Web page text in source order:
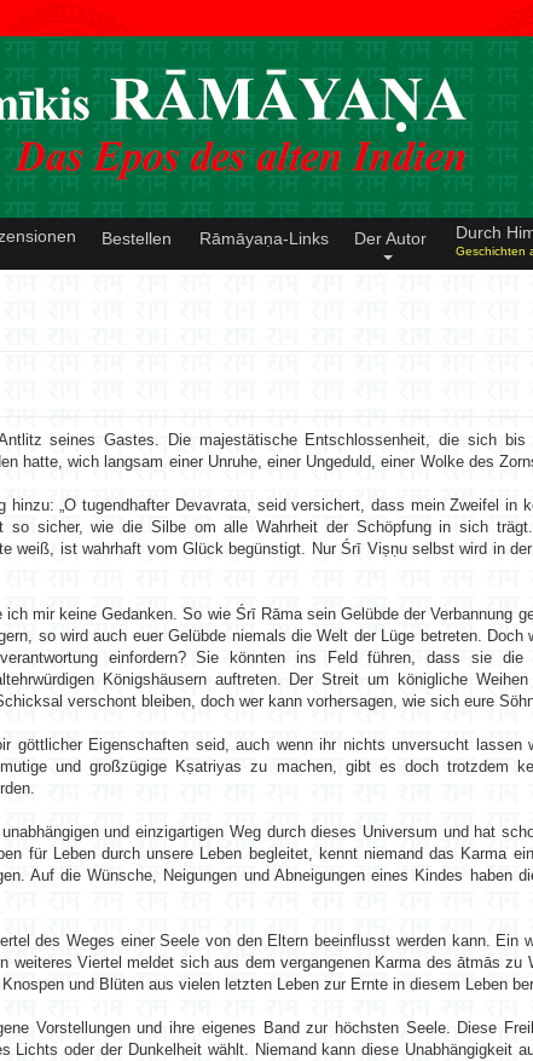
Bestellen Rāmāyaṇa-Links Der Autor Durch
Geschichten
seines Gastes. Die majestätische Entschlossenheit, die sich
hatte, wich langsam einer Unruhe, einer Ungeduld, einer Wolke des
„O tugendhafter Devavrata, seid versichert, dass mein Zweifel in
sicher, wie die Silbe om alle Wahrheit der Schöpfung in sich
weiß, ist wahrhaft vom Glück begünstigt. Nur Śrī Viṣṇu selbst wird in
mir keine Gedanken. So wie Śrī Rāma sein Gelübde der Verbannung
so wird auch euer Gelübde niemals die Welt der Lüge betreten. Doch
einfordern? Sie könnten ins Feld führen, dass sie die
Königshäusern auftreten. Der Streit um königliche
verschont bleiben, doch wer kann vorhersagen, wie sich eure
göttlicher Eigenschaften seid, auch wenn ihr nichts unversucht lassen
und großzügige Kṣatriyas zu machen, gibt es doch trotzdem
und einzigartigen Weg durch dieses Universum und hat
für Leben durch unsere Leben begleitet, kennt niemand das Karma
Auf die Wünsche, Neigungen und Abneigungen eines Kindes haben
des Weges einer Seele von den Eltern beeinflusst werden kann. Ein
weiteres Viertel meldet sich aus dem vergangenen Karma des ātmās zu
und Blüten aus vielen letzten Leben zur Ernte in diesem Leben
Vorstellungen und ihre eigenes Band zur höchsten Seele. Diese
Lichts oder der Dunkelheit wählt. Niemand kann diese Unabhängigkeit